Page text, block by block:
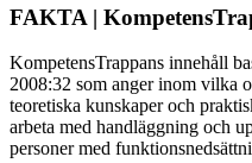
FAKTA |
KompetensTrappans innehåll
2008:32 som anger inom vilka
teoretiska kunskaper och
arbeta med handläggning och
personer med